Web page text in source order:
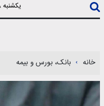
یکشنبه ۱۸ مرداد ۱۴۰۵
خانه بانک، بورس و بیمه